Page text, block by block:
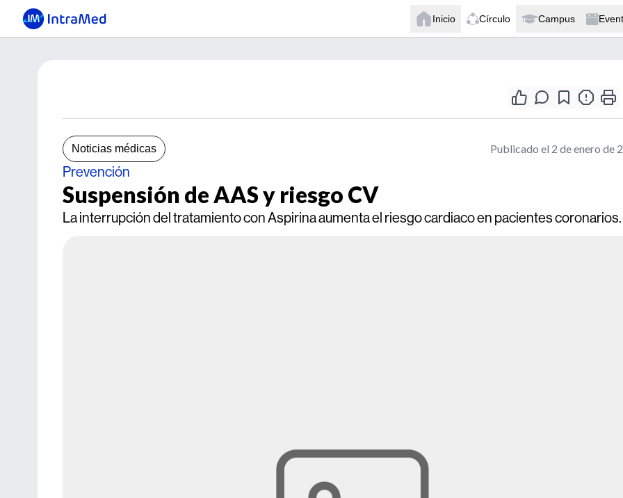
Inicio Círculo Campus
Noticias médicas Publicado el 2 de enero de
Prevención
Suspensión de AAS y riesgo CV
La interrupción del tratamiento con Aspirina aumenta el riesgo cardiaco en pacientes coronarios.